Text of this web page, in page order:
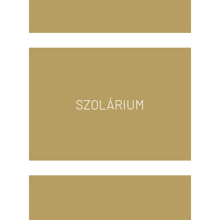
SZOLÁRIUM
Bejelentkezéshez válassz szalont!